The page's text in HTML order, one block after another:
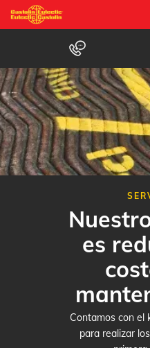
Pasar
al
principal
es
Contamos con el
para realizar